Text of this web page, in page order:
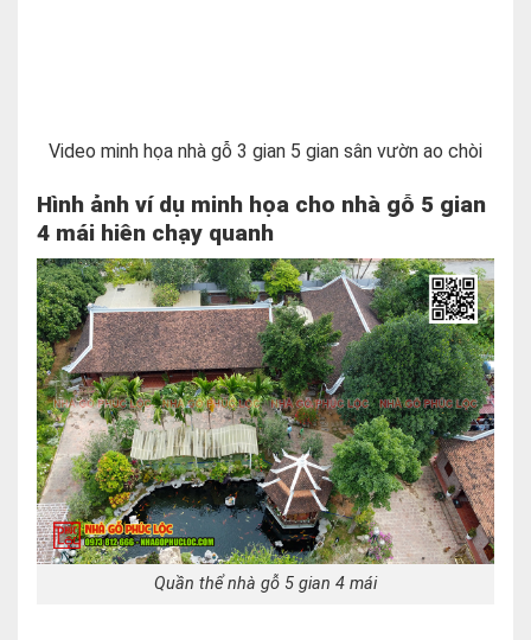
Video minh họa nhà gỗ 3 gian 5 gian sân vườn ao chòi
Hình ảnh ví dụ minh họa cho nhà gỗ 5 gian
4 mái hiên chạy quanh
Quần thể nhà gỗ 5 gian 4 mái